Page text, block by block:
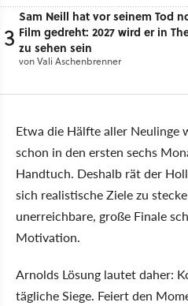
3
Sam Neill hat vor seinem Tod
Film gedreht: 2027 wird er in
zu sehen sein
vonVali Aschenbrenner
Etwa die Hälfte aller Neulinge
schon in den ersten sechs
Handtuch. Deshalb rät der
sich realistische Ziele zu
unerreichbare, große Finale
Motivation.
Arnolds Lösung lautet daher:
tägliche Siege. Feiert den